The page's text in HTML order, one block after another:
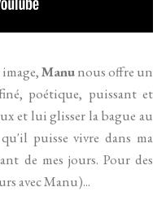
Manunous offre un
poétique, puissant et
et lui glisser la bague au
puisse vivre dans ma
de mes jours. Pour des
avec Manu)...